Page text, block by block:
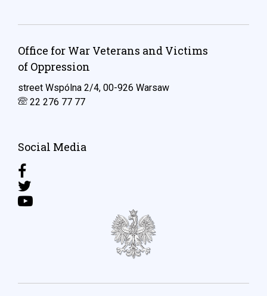
Office for War Veterans and Victims
of Oppression
street Wspólna 2/4, 00-926 Warsaw
22 276 77 77
Social Media